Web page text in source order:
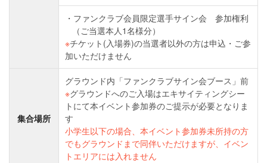
ファンクラブ会員限定選手サイン会 参加権利
（ご当選本人1名様分）
※チケット(入場券)の当選者以外の方は申込・ご参
加いただけません
集合場所
グラウンド内「ファンクラブサイン会ブース」前
※グラウンドへのご入場はエキサイティングシー
トにて本イベント参加券のご提示が必要となりま
す
小学生以下の場合、本イベント参加券未所持の方
でもグラウンドまで同伴いただけますが、イベン
トエリアには入れません